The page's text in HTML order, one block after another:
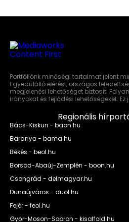
Portfóliónk minőségi tartalmat jelent
Egyedülálló elérést, országos
megjelenési lehetőséget biztosít.
irányokat és fejlődési lehetőségeket.
Regionális
Bács-Kiskun - baon.hu
Baranya - bama.hu
Békés - beol.hu
Borsod-Abaúj-Zemplén - boon.hu
Csongrád - delmagyar.hu
Dunaújváros - duol.hu
Fejér - feol.hu
Győr-Moson-Sopron - kisalfold.hu